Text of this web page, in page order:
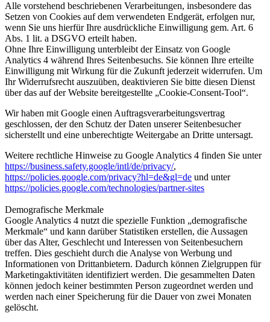
Alle vorstehend beschriebenen Verarbeitungen, insbesondere das
Setzen von Cookies auf dem verwendeten Endgerät, erfolgen nur,
wenn Sie uns hierfür Ihre ausdrückliche Einwilligung gem. Art. 6
Abs. 1 lit. a DSGVO erteilt haben.
Ohne Ihre Einwilligung unterbleibt der Einsatz von Google
Analytics 4 während Ihres Seitenbesuchs. Sie können Ihre erteilte
Einwilligung mit Wirkung für die Zukunft jederzeit widerrufen. Um
Ihr Widerrufsrecht auszuüben, deaktivieren Sie bitte diesen Dienst
über das auf der Website bereitgestellte „Cookie-Consent-Tool“.
Wir haben mit Google einen Auftragsverarbeitungsvertrag
geschlossen, der den Schutz der Daten unserer Seitenbesucher
sicherstellt und eine unberechtigte Weitergabe an Dritte untersagt.
Weitere rechtliche Hinweise zu Google Analytics 4 finden Sie unter
https://business.safety.google/intl/de/privacy/,
https://policies.google.com/privacy?hl=de&gl=de und unter
https://policies.google.com/technologies/partner-sites
Demografische Merkmale
Google Analytics 4 nutzt die spezielle Funktion „demografische
Merkmale“ und kann darüber Statistiken erstellen, die Aussagen
über das Alter, Geschlecht und Interessen von Seitenbesuchern
treffen. Dies geschieht durch die Analyse von Werbung und
Informationen von Drittanbietern. Dadurch können Zielgruppen für
Marketingaktivitäten identifiziert werden. Die gesammelten Daten
können jedoch keiner bestimmten Person zugeordnet werden und
werden nach einer Speicherung für die Dauer von zwei Monaten
gelöscht.